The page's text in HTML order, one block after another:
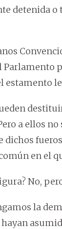
detenida
estamento
a ellos
dichos
en el
No,
la
hayan